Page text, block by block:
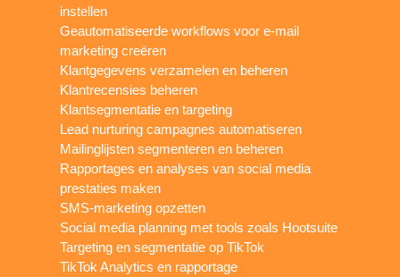
instellen
Geautomatiseerde workflows voor e-mail
marketing creëren
Klantgegevens verzamelen en beheren
Klantrecensies beheren
Klantsegmentatie en targeting
Lead nurturing campagnes automatiseren
Mailinglijsten segmenteren en beheren
Rapportages en analyses van social media
prestaties maken
SMS-marketing opzetten
Social media planning met tools zoals Hootsuite
Targeting en segmentatie op TikTok
TikTok Analytics en rapportage